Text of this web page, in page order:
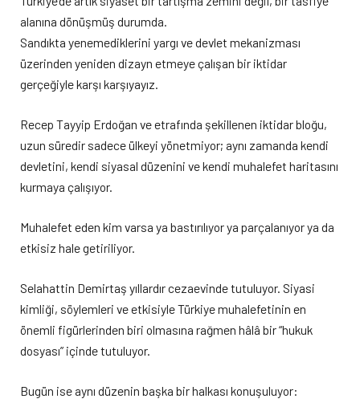
alanına dönüşmüş durumda.
Sandıkta yenemediklerini yargı ve devlet mekanizması
üzerinden yeniden dizayn etmeye çalışan bir iktidar
gerçeğiyle karşı karşıyayız.
Recep Tayyip Erdoğan ve etrafında şekillenen iktidar bloğu,
uzun süredir sadece ülkeyi yönetmiyor; aynı zamanda kendi
devletini, kendi siyasal düzenini ve kendi muhalefet haritasını
kurmaya çalışıyor.
Muhalefet eden kim varsa ya bastırılıyor ya parçalanıyor ya da
etkisiz hale getiriliyor.
Selahattin Demirtaş yıllardır cezaevinde tutuluyor. Siyasi
kimliği, söylemleri ve etkisiyle Türkiye muhalefetinin en
önemli figürlerinden biri olmasına rağmen hâlâ bir “hukuk
dosyası” içinde tutuluyor.
Bugün ise aynı düzenin başka bir halkası konuşuluyor: